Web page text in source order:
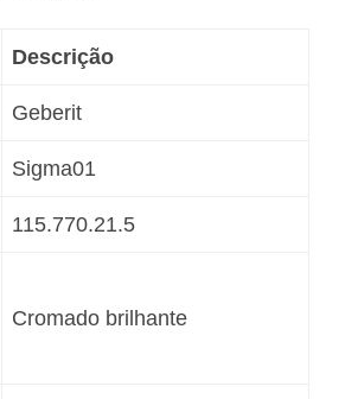
Descrição
Geberit
Sigma01
115.770.21.5
Cromado brilhante